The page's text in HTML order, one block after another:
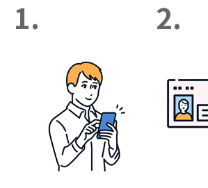
1. 2.